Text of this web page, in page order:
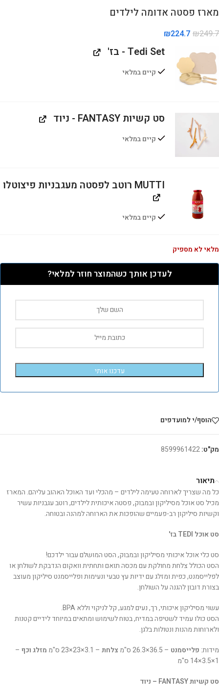
מארז פסטה אדומה לילדים
₪249.7
₪224.7
Tedi Set - בז'
קיים במלאי
סט קשיות FANTASY - ניוד
קיים במלאי
MUTTI רוטב לפסטה מעגבניות פיצוטלו
קיים במלאי
מלאי לא מספיק
לעדכן אותך כשהמוצר חוזר למלאי?
עדכנו אותי
הוסף/י למועדפים
מק"ט:8599961422
תיאור
כל מה שצריך לארוחה טעימה לילדים – מהכלי ועד האוכל האהוב עליהם. המארז
מכיל סט אוכל מסיליקון ובמבוק, פסטה איכותית לילדים, רוטב עגבניות עשיר
וקשיות סיליקון רב-פעמיים שהופכות את הארוחה למהנה ובטוחה.
סט אוכל TEDI בז'
סט כלי אוכל איכותי מסיליקון ובמבוק, הסט המושלם עבור ילדכם!
הסט הכולל צלחת מחולקת עם מכסה תואם ותחתית וואקום הנדבקת לשולחן או
לפלייסמנט, כפית ומזלג עם ידיות עץ טבעי ונעימות ופלייסמנט סיליקון מעוצב
בצורת דובון להגנה על השולחן.
עשוי מסיליקון איכותי, רך, נעים למגע, קל לניקוי וללא BPA.
הסט כולו עמיד לשטיפה במדיח, בטוח לשימוש ומתאים במיוחד לידיים קטנות
ולארוחות מהנות ונטולות בלגן.
מידות: פלייסמנט – ‎26.3×36.5 ס"מ צלחת – ‎23×23×3.1 ס"מ מזלג וכף –
‎14×3.5×1 ס"מ
סט קשיות FANTASY – ניוד